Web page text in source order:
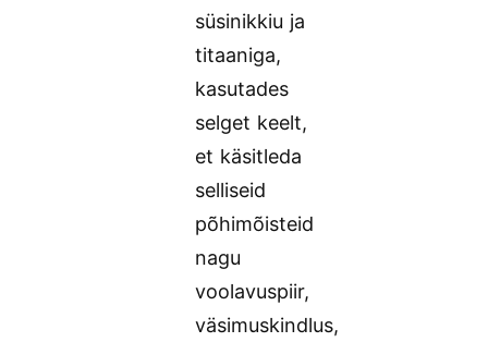
süsinikkiu ja
titaaniga,
kasutades
selget keelt,
et käsitleda
selliseid
põhimõisteid
nagu
voolavuspiir,
väsimuskindlus,